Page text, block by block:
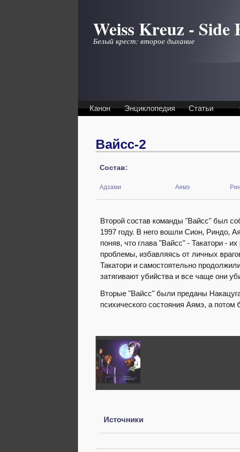
Weiss Kreuz - Side
Белый крест: второе дыхание
Канон Энциклопедия Статьи
Вайсс-2
Состав:
Адзами Аямэ
Второй состав команды "Вайсс" был
1997 году. В него вошли Сион, Риндо,
поняв, что глава "Вайсс" - Такатори -
проблемы, избавляясь от личных
Такатори и самостоятельно
затягивают убийства и все чаще они
Вторые "Вайсс" были преданы
психического состояния Аямэ, а
Источники